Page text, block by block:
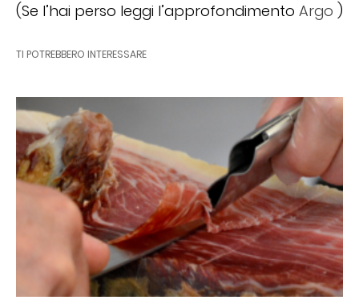
(Se l’hai perso leggi l’approfondimento Argo )
TI POTREBBERO INTERESSARE